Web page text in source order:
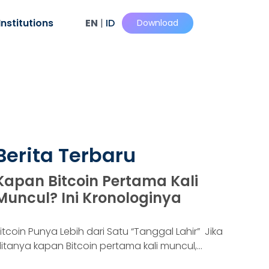
EN | ID Download
Terbaru
Bitcoin Pertama Kali
Ini Kronologinya
Punya Lebih dari Satu “Tanggal Lahir” Jika
kapan Bitcoin pertama kali muncul,